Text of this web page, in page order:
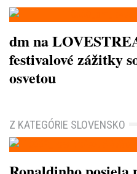
dm na
festivalové zážitky
osvetou
Z KATEGÓRIE SLOVENSKO